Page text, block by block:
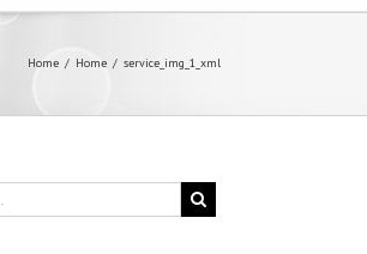
Home / Home / service_img_1_xml